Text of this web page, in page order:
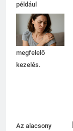
például
túlterhelés vagy
sérülés okozhat.
Fontos a
megfelelő
kezelés.
Az alacsony